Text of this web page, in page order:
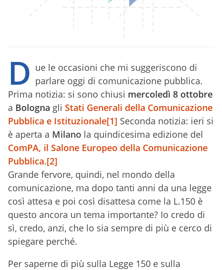
D ue le occasioni che mi suggeriscono di
parlare oggi di comunicazione pubblica.
Prima notizia: si sono chiusi mercoledì 8 ottobre
a Bologna gli Stati Generali della Comunicazione
Pubblica e Istituzionale[1] Seconda notizia: ieri si
è aperta a Milano la quindicesima edizione del
ComPA, il Salone Europeo della Comunicazione
Pubblica.[2]
Grande fervore, quindi, nel mondo della
comunicazione, ma dopo tanti anni da una legge
così attesa e poi così disattesa come la L.150 è
questo ancora un tema importante? Io credo di
sì, credo, anzi, che lo sia sempre di più e cerco di
spiegare perché.
Per saperne di più sulla Legge 150 e sulla